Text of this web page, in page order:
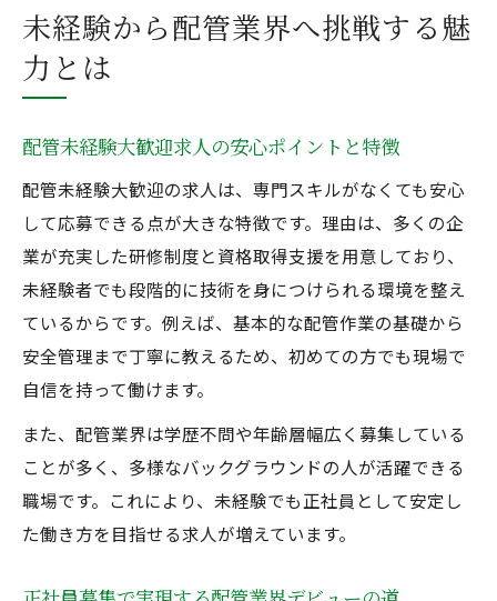
配管未経験大歓迎の正社員採用で叶う安定
職
境
配管未経験大歓迎の正社員勤務実態を徹底
解説
配管未経験大歓迎求人の現場での一日を紹
介
正社員募集で配管業界の働き方を知るポイ
ント
配管未経験大歓迎求人での教育体制と研修
内容
配管未経験大歓迎求人の正社員待遇と福利
厚生
未経験から配管業界へ挑戦する魅
力とは
配管未経験大歓迎求人の安心ポイントと特徴
配管未経験大歓迎の求人は、専門スキルがなくても安心
して応募できる点が大きな特徴です。理由は、多くの企
業が充実した研修制度と資格取得支援を用意しており、
未経験者でも段階的に技術を身につけられる環境を整え
ているからです。例えば、基本的な配管作業の基礎から
安全管理まで丁寧に教えるため、初めての方でも現場で
自信を持って働けます。
また、配管業界は学歴不問や年齢層幅広く募集している
ことが多く、多様なバックグラウンドの人が活躍できる
職場です。これにより、未経験でも正社員として安定し
た働き方を目指せる求人が増えています。